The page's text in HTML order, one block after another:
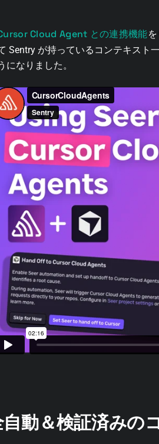
Cloud Agent との連携機能
Sentry が持っているコンテキスト
になりました。
自動＆検証済みの